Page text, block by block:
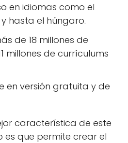
en idiomas como el
hasta el húngaro.
de 18 millones de
millones de currículums
en versión gratuita y de
característica de este
que permite crear el